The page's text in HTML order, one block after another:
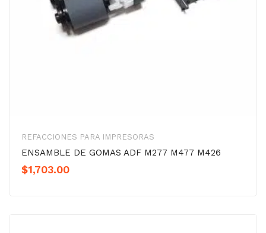
REFACCIONES PARA IMPRESORAS
ENSAMBLE DE GOMAS ADF M277 M477 M426
$1,703.00